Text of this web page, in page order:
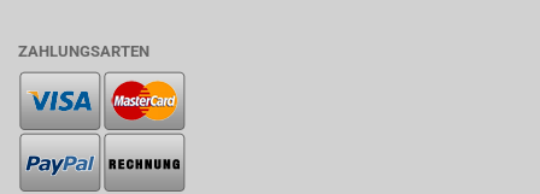
ZAHLUNGSARTEN